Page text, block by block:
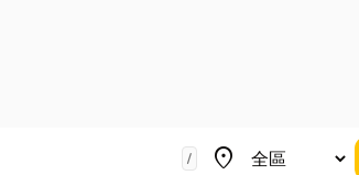
/ place
地區